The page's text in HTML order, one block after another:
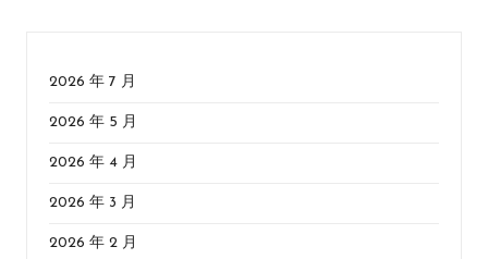
2026 年 7 月
2026 年 5 月
2026 年 4 月
2026 年 3 月
2026 年 2 月